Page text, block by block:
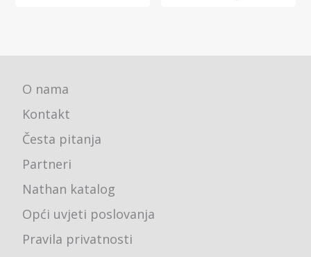
O nama
Kontakt
Česta pitanja
Partneri
Nathan katalog
Opći uvjeti poslovanja
Pravila privatnosti